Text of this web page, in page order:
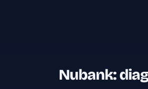
Nubank: